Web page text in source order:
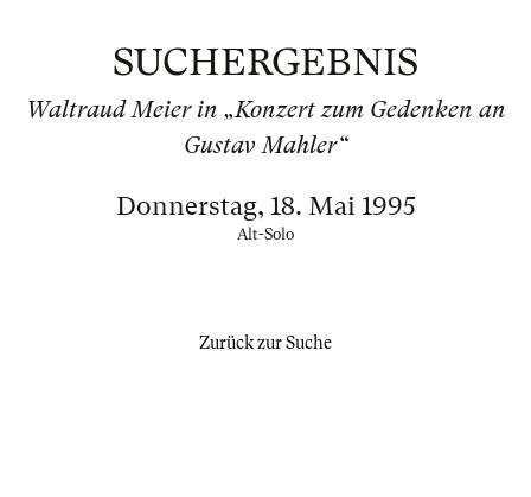
SUCHERGEBNIS
Waltraud Meier in „Konzert zum Gedenken an
Gustav Mahler“
Donnerstag, 18. Mai 1995
Alt-Solo
Zurück zur Suche